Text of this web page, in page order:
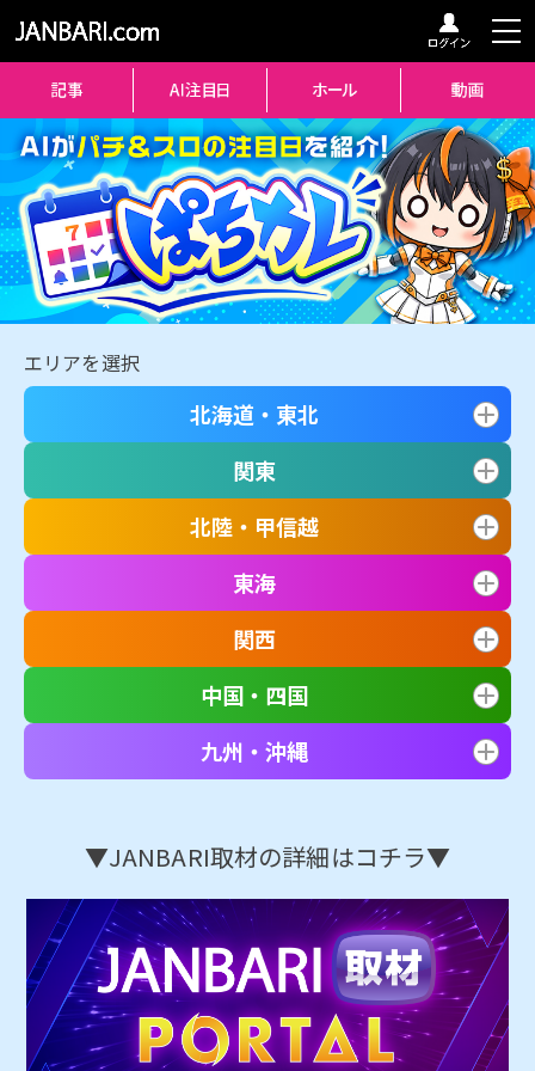
エリアを選択
北海道・東北
関東
北陸・甲信越
東海
関西
中国・四国
九州・沖縄
▼JANBARI取材の詳細はコチラ▼